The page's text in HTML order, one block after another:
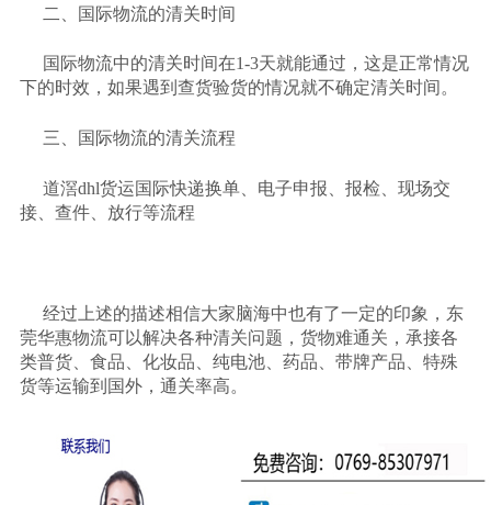
二、国际物流的清关时间
国际物流中的清关时间在1-3天就能通过，这是正常情况
下的时效，如果遇到查货验货的情况就不确定清关时间。
三、国际物流的清关流程
道滘dhl货运国际快递换单、电子申报、报检、现场交
接、查件、放行等流程
经过上述的描述相信大家脑海中也有了一定的印象，东
莞华惠物流可以解决各种清关问题，货物难通关，承接各
类普货、食品、化妆品、纯电池、药品、带牌产品、特殊
货等运输到国外，通关率高。